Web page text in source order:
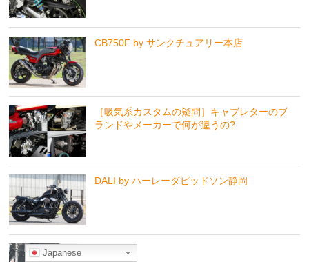
CB750F by サンクチュアリー本店
［吸気系カスタムの疑問］キャブレターのブ
ランドやメーカーで何が違うの?
DALI by ハーレーダビッドソン静岡
Japanese